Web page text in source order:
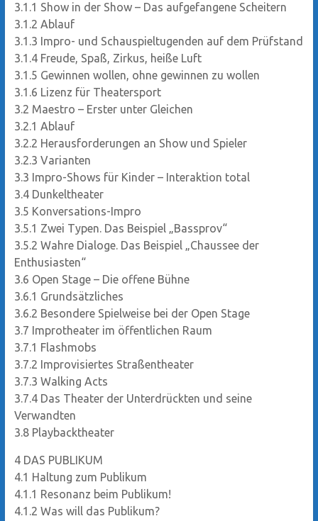
3.1.1 Show in der Show – Das aufgefangene Scheitern
3.1.2 Ablauf
3.1.3 Impro- und Schauspieltugenden auf dem Prüfstand
3.1.4 Freude, Spaß, Zirkus, heiße Luft
3.1.5 Gewinnen wollen, ohne gewinnen zu wollen
3.1.6 Lizenz für Theatersport
3.2 Maestro – Erster unter Gleichen
3.2.1 Ablauf
3.2.2 Herausforderungen an Show und Spieler
3.2.3 Varianten
3.3 Impro-Shows für Kinder – Interaktion total
3.4 Dunkeltheater
3.5 Konversations-Impro
3.5.1 Zwei Typen. Das Beispiel „Bassprov“
3.5.2 Wahre Dialoge. Das Beispiel „Chaussee der
Enthusiasten“
3.6 Open Stage – Die offene Bühne
3.6.1 Grundsätzliches
3.6.2 Besondere Spielweise bei der Open Stage
3.7 Improtheater im öffentlichen Raum
3.7.1 Flashmobs
3.7.2 Improvisiertes Straßentheater
3.7.3 Walking Acts
3.7.4 Das Theater der Unterdrückten und seine
Verwandten
3.8 Playbacktheater
4 DAS PUBLIKUM
4.1 Haltung zum Publikum
4.1.1 Resonanz beim Publikum!
4.1.2 Was will das Publikum?